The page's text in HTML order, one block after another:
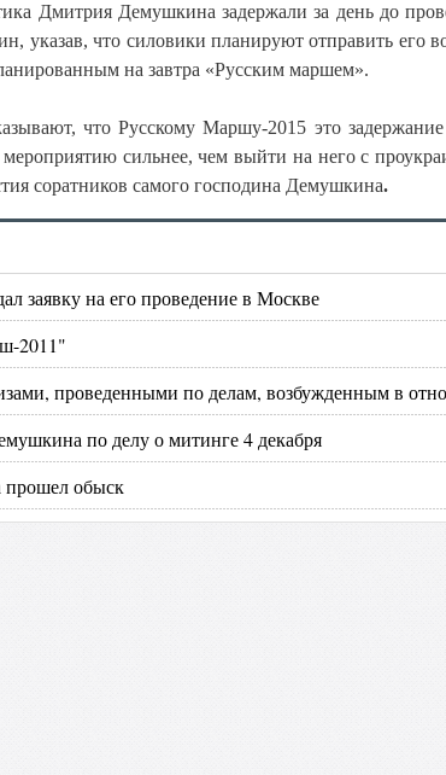
Дмитрия Демушкина задержали за день до
указав, что силовики планируют отправить его
на завтра «Русским маршем».
что Русскому Маршу-2015 это
сильнее, чем выйти на него с
соратников самого господина Демушкина.
заявку на его проведение в Москве
2011"
проведенными по делам, возбужденным в
по делу о митинге 4 декабря
обыск